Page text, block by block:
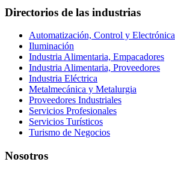
Directorios de las industrias
Automatización, Control y Electrónica
Iluminación
Industria Alimentaria, Empacadores
Industria Alimentaria, Proveedores
Industria Eléctrica
Metalmecánica y Metalurgia
Proveedores Industriales
Servicios Profesionales
Servicios Turísticos
Turismo de Negocios
Nosotros